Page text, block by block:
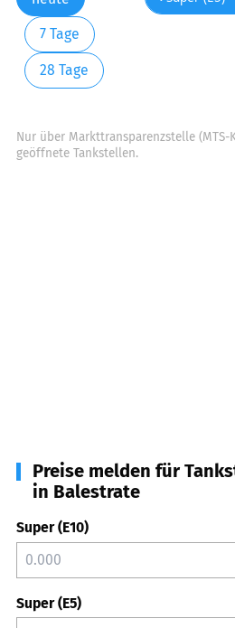
7 Tage
28 Tage
Nur über Markttransparenzstelle
geöffnete Tankstellen.
Preise melden für
in Balestrate
Super (E10)
Super (E5)